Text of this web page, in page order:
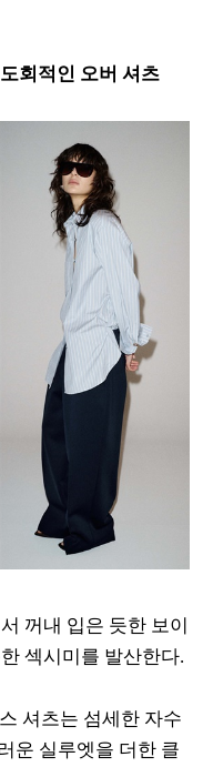
회적인 오버 셔츠
꺼내 입은 듯한 보이
섹시미를 발산한다.
셔츠는 섬세한 자수
운 실루엣을 더한 클